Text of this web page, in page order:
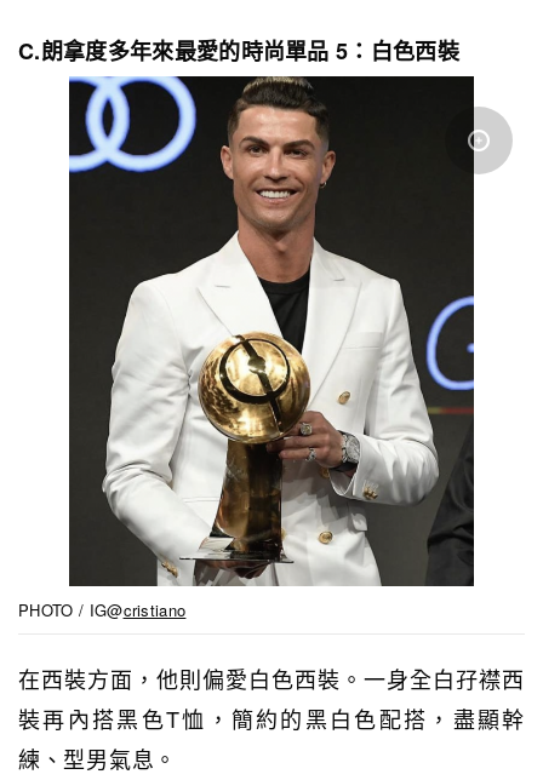
C.朗拿度多年來最愛的時尚單品 5：白色西裝
PHOTO / IG@cristiano
在西裝方面，他則偏愛白色西裝。一身全白孖襟西
裝再內搭黑色T恤，簡約的黑白色配搭，盡顯幹
練、型男氣息。